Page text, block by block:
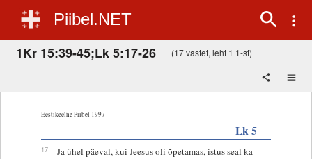
Piibel.NET
1Kr 15:39-45;Lk 5:17-26 (17 vastet, leht 1 1-st)
Eestikeelne Piibel 1997
Lk 5
17
Ja ühel päeval, kui Jeesus oli õpetamas, istus seal ka